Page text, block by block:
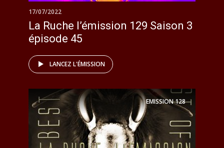
17/07/2022
La Ruche l’émission 129 Saison 3
épisode 45
LANCEZ L'ÉMISSION
EMISSION128